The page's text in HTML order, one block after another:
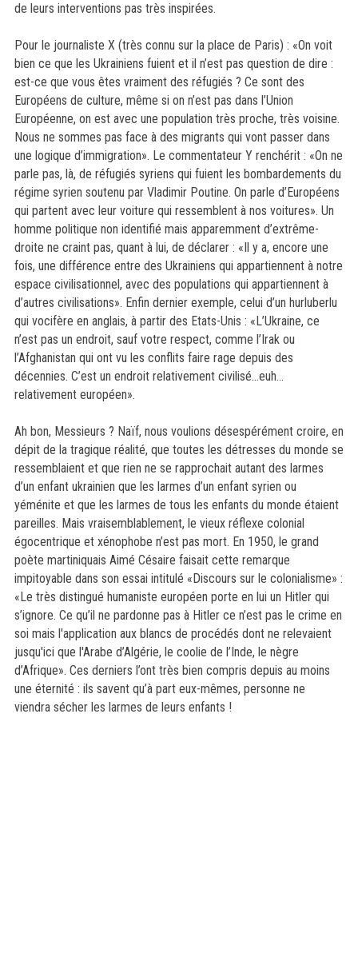
de leurs interventions pas très inspirées.
Pour le journaliste X (très connu sur la place de Paris) : «On voit
bien ce que les Ukrainiens fuient et il n’est pas question de dire :
est-ce que vous êtes vraiment des réfugiés ? Ce sont des
Européens de culture, même si on n’est pas dans l’Union
Européenne, on est avec une population très proche, très voisine.
Nous ne sommes pas face à des migrants qui vont passer dans
une logique d’immigration». Le commentateur Y renchérit : «On ne
parle pas, là, de réfugiés syriens qui fuient les bombardements du
régime syrien soutenu par Vladimir Poutine. On parle d’Européens
qui partent avec leur voiture qui ressemblent à nos voitures». Un
homme politique non identifié mais apparemment d’extrême-
droite ne craint pas, quant à lui, de déclarer : «Il y a, encore une
fois, une différence entre des Ukrainiens qui appartiennent à notre
espace civilisationnel, avec des populations qui appartiennent à
d’autres civilisations». Enfin dernier exemple, celui d’un hurluberlu
qui vocifère en anglais, à partir des Etats-Unis : «L’Ukraine, ce
n’est pas un endroit, sauf votre respect, comme l’Irak ou
l’Afghanistan qui ont vu les conflits faire rage depuis des
décennies. C’est un endroit relativement civilisé...euh...
relativement européen».
Ah bon, Messieurs ? Naïf, nous voulions désespérément croire, en
dépit de la tragique réalité, que toutes les détresses du monde se
ressemblaient et que rien ne se rapprochait autant des larmes
d’un enfant ukrainien que les larmes d’un enfant syrien ou
yéménite et que les larmes de tous les enfants du monde étaient
pareilles. Mais vraisemblablement, le vieux réflexe colonial
égocentrique et xénophobe n’est pas mort. En 1950, le grand
poète martiniquais Aimé Césaire faisait cette remarque
impitoyable dans son essai intitulé «Discours sur le colonialisme» :
«Le très distingué humaniste européen porte en lui un Hitler qui
s’ignore. Ce qu’il ne pardonne pas à Hitler ce n’est pas le crime en
soi mais l'application aux blancs de procédés dont ne relevaient
jusqu'ici que l'Arabe d’Algérie, le coolie de l’Inde, le nègre
d’Afrique». Ces derniers l’ont très bien compris depuis au moins
une éternité : ils savent qu’à part eux-mêmes, personne ne
viendra sécher les larmes de leurs enfants !